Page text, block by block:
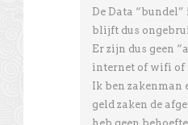
De Data
blijft dus
Er zijn dus geen
internet of wifi of
Ik ben zakenman
geld zaken de